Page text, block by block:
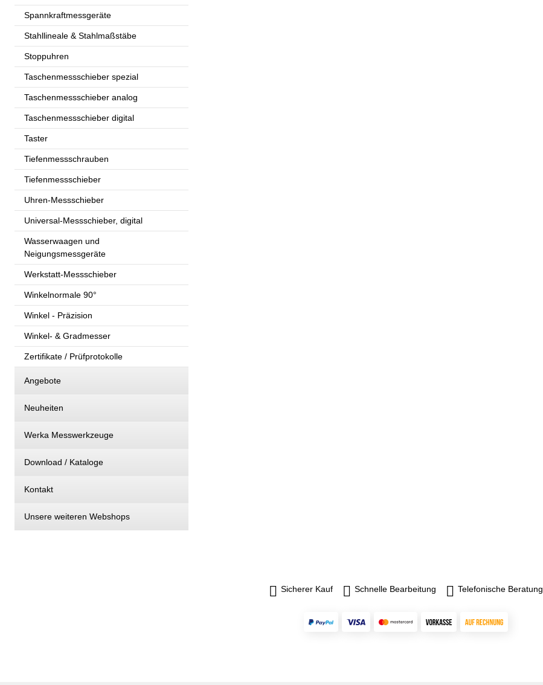
Spannkraftmessgeräte
Stahllineale & Stahlmaßstäbe
Stoppuhren
Taschenmessschieber spezial
Taschenmessschieber analog
Taschenmessschieber digital
Taster
Tiefenmessschrauben
Tiefenmessschieber
Uhren-Messschieber
Universal-Messschieber, digital
Wasserwaagen und
Neigungsmessgeräte
Werkstatt-Messschieber
Winkelnormale 90°
Winkel - Präzision
Winkel- & Gradmesser
Zertifikate / Prüfprotokolle
Angebote
Neuheiten
Werka Messwerkzeuge
Download / Kataloge
Kontakt
Unsere weiteren Webshops
Sicherer Kauf Schnelle Bearbeitung Telefonische Beratung